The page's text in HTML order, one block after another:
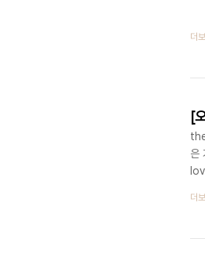
더
‎[
은
더